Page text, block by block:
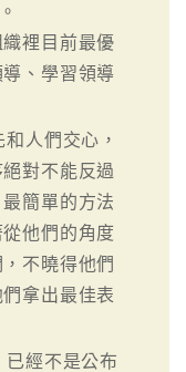
裡目前最優
、學習領導
人們交心，
對不能反過
簡單的方法
他們的角度
不曉得他們
拿出最佳表
經不是公布